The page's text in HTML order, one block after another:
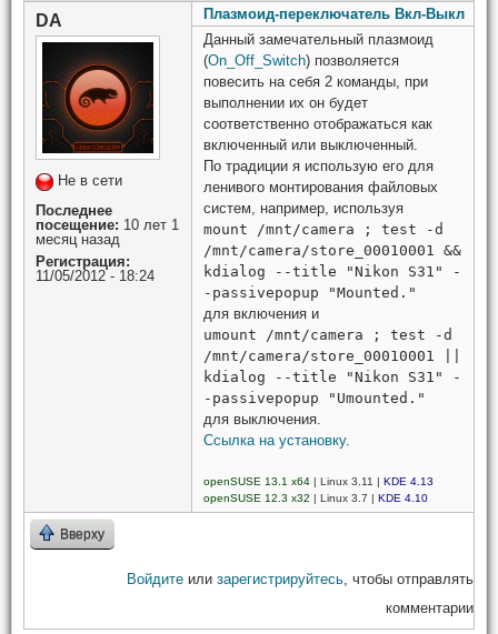
DA
Не в сети
Последнее
посещение: 10 лет 1
месяц назад
Регистрация:
11/05/2012 - 18:24
Плазмоид-переключатель Вкл-Выкл
Данный замечательный плазмоид
(On_Off_Switch) позволяется
повесить на себя 2 команды, при
выполнении их он будет
соответственно отображаться как
включенный или выключенный.
По традиции я использую его для
ленивого монтирования файловых
систем, например, используя
mount /mnt/camera ; test -d
/mnt/camera/store_00010001 &&
kdialog --title "Nikon S31" -
-passivepopup "Mounted."
для включения и
umount /mnt/camera ; test -d
/mnt/camera/store_00010001 ||
kdialog --title "Nikon S31" -
-passivepopup "Umounted."
для выключения.
Ссылка на установку.
openSUSE 13.1 x64 | Linux 3.11 | KDE 4.13
openSUSE 12.3 x32 | Linux 3.7 | KDE 4.10
Вверху
Войдите или зарегистрируйтесь , чтобы отправлять
комментарии